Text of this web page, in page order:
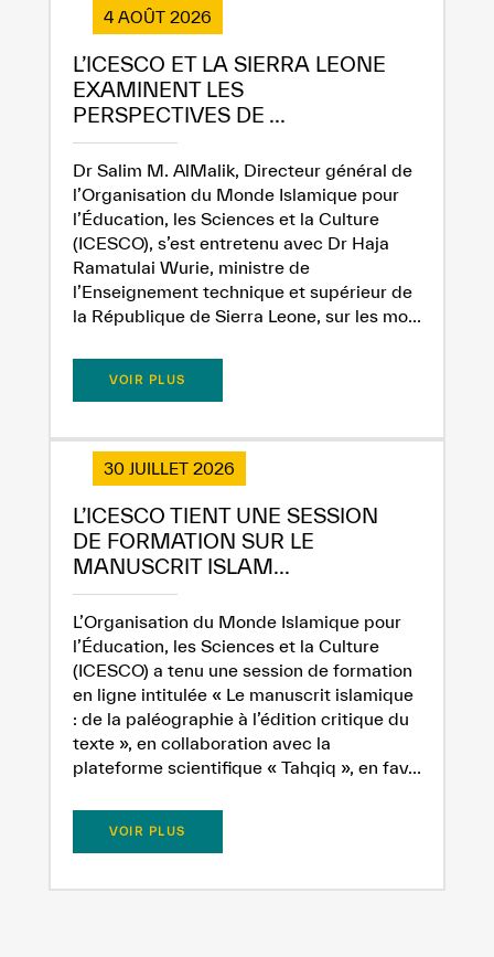
✪
✪ ✪
✪ ✪ ✪
✪ ✪ ✪ ✪
✪ ✪ ✪ ✪ ✪
Extremely
Dissatisfied
4 AOÛT 2026
L’ICESCO ET LA SIERRA LEONE
EXAMINENT LES
PERSPECTIVES DE ...
Dr Salim M. AlMalik, Directeur général de
l’Organisation du Monde Islamique pour
l’Éducation, les Sciences et la Culture
(ICESCO), s’est entretenu avec Dr Haja
Ramatulai Wurie, ministre de
l’Enseignement technique et supérieur de
la République de Sierra Leone, sur les mo...
VOIR PLUS
30 JUILLET 2026
L’ICESCO TIENT UNE SESSION
DE FORMATION SUR LE
MANUSCRIT ISLAM...
L’Organisation du Monde Islamique pour
l’Éducation, les Sciences et la Culture
(ICESCO) a tenu une session de formation
en ligne intitulée « Le manuscrit islamique
: de la paléographie à l’édition critique du
texte », en collaboration avec la
plateforme scientifique « Tahqiq », en fav...
VOIR PLUS